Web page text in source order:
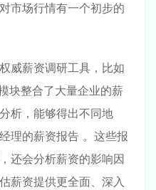
市场行情有一个初步的
威薪资调研工具，比如
块整合了大量企业的薪
析，能够得出不同地
理的薪资报告 。这些报
还会分析薪资的影响因
薪资提供更全面、深入